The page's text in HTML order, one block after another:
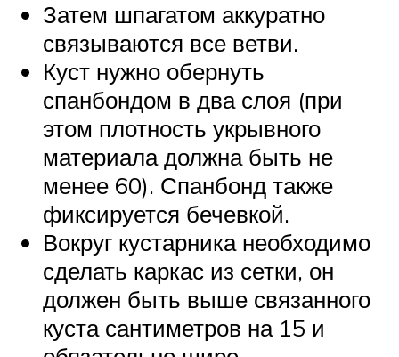
Затем шпагатом аккуратно
связываются все ветви.
Куст нужно обернуть
спанбондом в два слоя (при
этом плотность укрывного
материала должна быть не
менее 60). Спанбонд также
фиксируется бечевкой.
Вокруг кустарника необходимо
сделать каркас из сетки, он
должен быть выше связанного
куста сантиметров на 15 и